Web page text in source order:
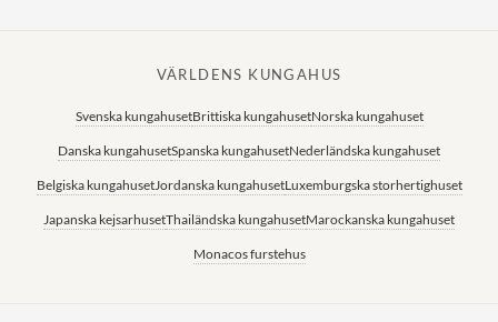
VÄRLDENS KUNGAHUS
Svenska kungahusetBrittiska kungahusetNorska kungahuset
Danska kungahusetSpanska kungahusetNederländska kungahuset
Belgiska kungahusetJordanska kungahusetLuxemburgska storhertighuset
Japanska kejsarhusetThailändska kungahusetMarockanska kungahuset
Monacos furstehus